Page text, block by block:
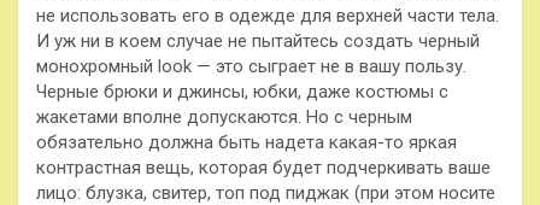
не использовать его в одежде для верхней части тела.
И уж ни в коем случае не пытайтесь создать черный
монохромный look — это сыграет не в вашу пользу.
Черные брюки и джинсы, юбки, даже костюмы с
жакетами вполне допускаются. Но с черным
обязательно должна быть надета какая-то яркая
контрастная вещь, которая будет подчеркивать ваше
лицо: блузка, свитер, топ под пиджак (при этом носите